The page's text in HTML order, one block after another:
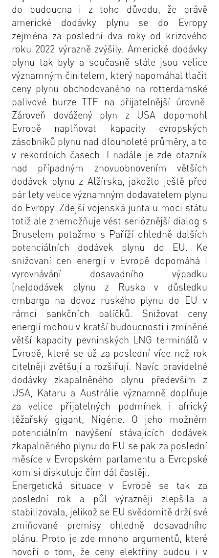
do budoucna i z toho důvodu, že právě
americké dodávky plynu se do Evropy
zejména za poslední dva roky od krizového
roku 2022 výrazně zvýšily. Americké dodávky
plynu tak byly a současně stále jsou velice
významným činitelem, který napomáhal tlačit
ceny plynu obchodovaného na rotterdamské
palivové burze TTF na přijatelnější úrovně.
Zároveň dovážený plyn z USA dopomohl
Evropě naplňovat kapacity evropských
zásobníků plynu nad dlouholeté průměry, a to
v rekordních časech. I nadále je zde otazník
nad případným znovuobnovením větších
dodávek plynu z Alžírska, jakožto ještě před
pár lety velice významným dodavatelem plynu
do Evropy. Zdejší vojenská junta u moci státu
totiž ale znemožňuje vést serióznější dialog s
Bruselem potažmo s Paříží ohledně dalších
potenciálních dodávek plynu do EU. Ke
snižovaní cen energií v Evropě dopomáhá i
vyrovnávání dosavadního výpadku
(ne)dodávek plynu z Ruska v důsledku
embarga na dovoz ruského plynu do EU v
rámci sankčních balíčků. Snižovat ceny
energií mohou v kratší budoucnosti i zmíněné
větší kapacity pevninských LNG terminálů v
Evropě, které se už za poslední více než rok
citelněji zvětšují a rozšiřují. Navíc pravidelné
dodávky zkapalněného plynu především z
USA, Kataru a Austrálie významně doplňuje
za velice přijatelných podmínek i africký
těžařský gigant, Nigérie. O jeho možném
potenciálním navýšení stávajících dodávek
zkapalněného plynu do EU se pak za poslední
měsíce v Evropském parlamentu a Evropské
komisi diskutuje čím dál častěji.
Energetická situace v Evropě se tak za
poslední rok a půl výrazněji zlepšila a
stabilizovala, jelikož se EU svědomitě drží své
zmiňované premisy ohledně dosavadního
plánu. Proto je zde mnoho argumentů, které
hovoří o tom, že ceny elektřiny budou i v